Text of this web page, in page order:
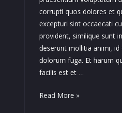
corrupti quos dolores et
excepturi sint occaecati
provident, similique sunt
deserunt mollitia animi,
dolorum fuga. Et harum
facilis est et …
Praesent
Read More »